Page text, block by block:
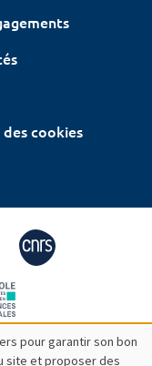
cookies
pour garantir son bon
site et proposer des